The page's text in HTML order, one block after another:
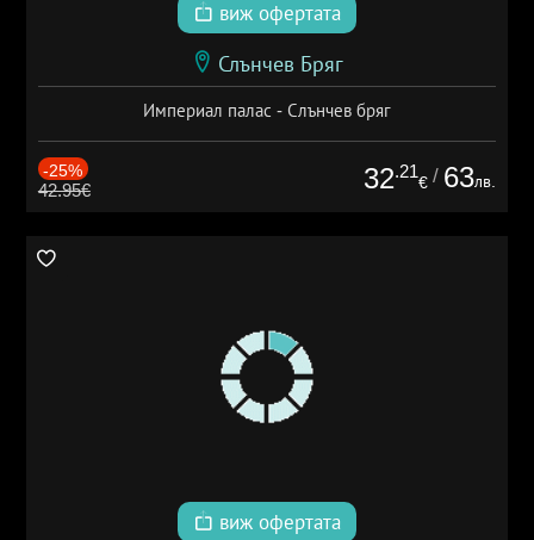
виж офертата
Слънчев Бряг
Империал палас - Слънчев бряг
-25%
42.95€ 32.21
€ / 63лв.
виж офертата